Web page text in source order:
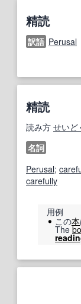
精読
訳語 Perusal
精読
読み方 せいど
名詞
Perusal;
carefully
用例
この本
The